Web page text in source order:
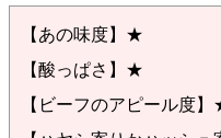
【あの味度】★
【酸っぱさ】★
【ビーフのアピール